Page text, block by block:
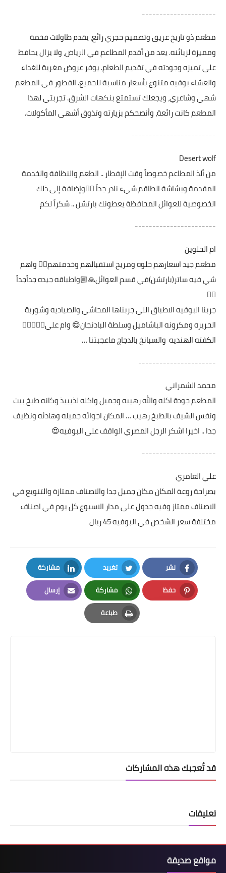
---------------------
مطعم ذو تاريخ عريق وتصميم حجري رائع، يقدم طاولات فخمة
ومميزة لزبائنه. يعد من أقدم المطاعم في الرياض، ولا يزال يحافظ
على تميزه وجودته في تقديم الطعام. يوفر عروض مغرية للغداء
والعشاء بوفيه متنوع بأسعار مناسبة للجميع. الفطور في المطعم
شهي وشاعري، ويجعلك تستمتع بنكهات الشرق. تجربتي لهذا
المطعم كانت رائعة، وأنصحكم بزيارته وتذوق أشهى المأكولات.
------------------------
Desert wolf
من ألذ المطاعم خصوصاً وقت الإفطار .. الطعم والنظافة والخدمة
المقدمة وبشاشة الطاقم شيء نادر جداً 👌🏼وإضافة إلى ذلك
الخصوصية للعوائل المحافظة يعطونك بارتشن .. شكراً لكم
-----------------------
ام الحلوين
مطعم جيد اسعارهم حلوه ومريح استقبالهم وخدمتهم👍🏼 واهم
شي فيه ساتر(بارتشن)في قسم العوائل🙏🏼واطباقه جيده جداًجداً
👍🏼
جربنا البوفيه الاطباق اللي جربناها المحاشي والصياديه وشوربة
الحريره ومكرونه الباشاميل وسلطة البادنجان😋 وام علي👍🏼👍🏼😋
الكفته الهنديه والسبانخ بالدجاج ماعجبتنا …
----------------------
محمد الشمراني
المطعم جودة اكله والله رهيبه وجميل واكله لذيييذ وكانه طبخ بيت
ونفس الشيف بالطبخ رهيب … المكان اجوائه جميله وهادئه ونظيف
جدا .. اخيرا اشكر الرجل المصري الواقف على البوفيه😍
---------------------
علي العامري
بصراحة روعة المكان مكان جميل جدا والاصناف ممتازة والتنويع في
الاصناف ممتاز وفيه جدول على مدار الاسبوع كل يوم في اصناف
مختلفة سعر الشخص في البوفيه 45 ريال
نشر
Facebook
تغريد
Twitter
مشاركة
LinkedIn
حفظ
Pinterest
مشاركة
Whatsapp
إرسال
Email
طباعة
Print
قد تُعجبك هذه المشاركات
تعليقات
مواقع صديقة